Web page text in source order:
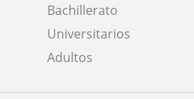
Bachillerato
Universitarios
Adultos